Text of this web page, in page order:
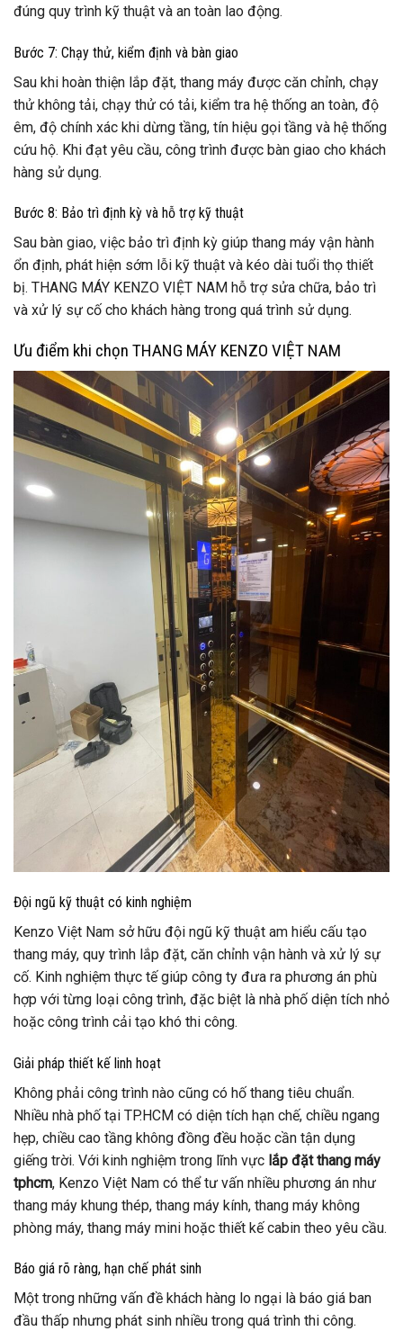
đúng quy trình kỹ thuật và an toàn lao động.
Bước 7: Chạy thử, kiểm định và bàn giao
Sau khi hoàn thiện lắp đặt, thang máy được căn chỉnh, chạy
thử không tải, chạy thử có tải, kiểm tra hệ thống an toàn, độ
êm, độ chính xác khi dừng tầng, tín hiệu gọi tầng và hệ thống
cứu hộ. Khi đạt yêu cầu, công trình được bàn giao cho khách
hàng sử dụng.
Bước 8: Bảo trì định kỳ và hỗ trợ kỹ thuật
Sau bàn giao, việc bảo trì định kỳ giúp thang máy vận hành
ổn định, phát hiện sớm lỗi kỹ thuật và kéo dài tuổi thọ thiết
bị. THANG MÁY KENZO VIỆT NAM hỗ trợ sửa chữa, bảo trì
và xử lý sự cố cho khách hàng trong quá trình sử dụng.
Ưu điểm khi chọn THANG MÁY KENZO VIỆT NAM
Đội ngũ kỹ thuật có kinh nghiệm
Kenzo Việt Nam sở hữu đội ngũ kỹ thuật am hiểu cấu tạo
thang máy, quy trình lắp đặt, căn chỉnh vận hành và xử lý sự
cố. Kinh nghiệm thực tế giúp công ty đưa ra phương án phù
hợp với từng loại công trình, đặc biệt là nhà phố diện tích nhỏ
hoặc công trình cải tạo khó thi công.
Giải pháp thiết kế linh hoạt
Không phải công trình nào cũng có hố thang tiêu chuẩn.
Nhiều nhà phố tại TP.HCM có diện tích hạn chế, chiều ngang
hẹp, chiều cao tầng không đồng đều hoặc cần tận dụng
giếng trời. Với kinh nghiệm trong lĩnh vực lắp đặt thang máy
tphcm, Kenzo Việt Nam có thể tư vấn nhiều phương án như
thang máy khung thép, thang máy kính, thang máy không
phòng máy, thang máy mini hoặc thiết kế cabin theo yêu cầu.
Báo giá rõ ràng, hạn chế phát sinh
Một trong những vấn đề khách hàng lo ngại là báo giá ban
đầu thấp nhưng phát sinh nhiều trong quá trình thi công.